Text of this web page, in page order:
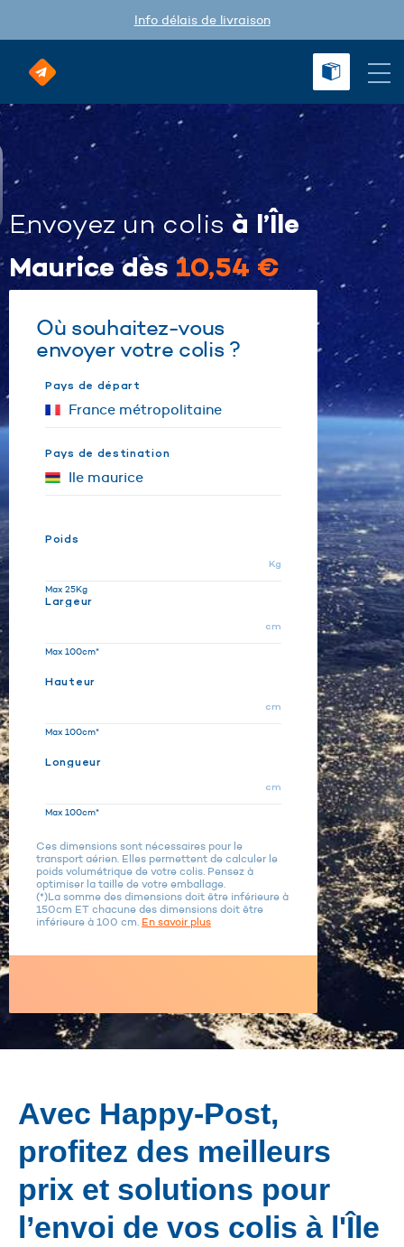
Info délais de livraison
Envoyez un colis à l’Île
Maurice dès10,54 €
Où souhaitez-vous
envoyer votre colis ?
Pays de départ
Pays de destination
Poids
Kg
Max 25Kg
Largeur
cm
Max 100cm*
Hauteur
cm
Max 100cm*
Longueur
cm
Max 100cm*
Ces dimensions sont nécessaires pour le
transport aérien. Elles permettent de calculer le
poids volumétrique de votre colis. Pensez à
optimiser la taille de votre emballage.
(*)La somme des dimensions doit être inférieure à
150cm ET chacune des dimensions doit être
inférieure à 100 cm. En savoir plus
Avec Happy-Post,
profitez des meilleurs
prix et solutions pour
l’envoi de vos colis à l'Île